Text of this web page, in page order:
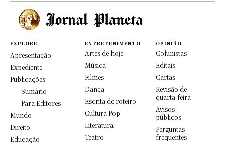
EXPLORE
Apresentação
Expediente
Publicações
Sumário
Para Editores
Mundo
Direito
Educação
ENTRETENIMENTO
Artes de hoje
Música
Filmes
Dança
Escrita de roteiro
Cultura Pop
Literatura
Teatro
OPINIÃO
Colunistas
Editais
Cartas
Revisão de
quarta-feira
Avisos
públicos
Perguntas
frequentes